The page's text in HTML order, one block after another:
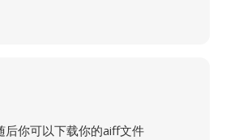
后你可以下载你的aiff文件